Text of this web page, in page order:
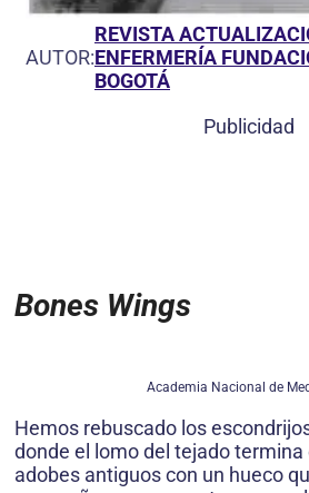
AUTOR:
REVISTA
ENFERMERÍA
BOGOTÁ
Publicidad
Bones Wings
Academia Nacional de
Hemos rebuscado los
donde el lomo del tejado termina
adobes antiguos con un hueco